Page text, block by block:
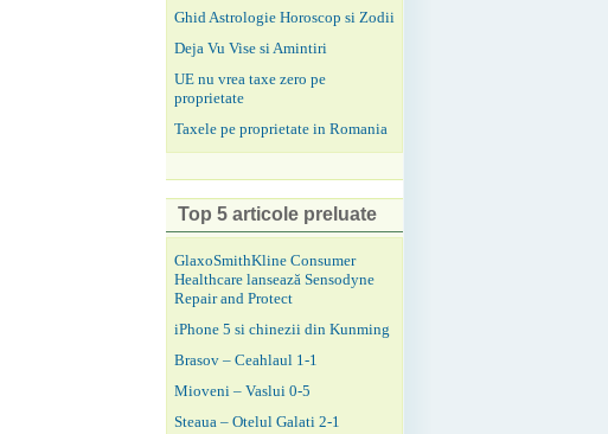
Ghid Astrologie Horoscop si Zodii
Deja Vu Vise si Amintiri
UE nu vrea taxe zero pe
proprietate
Taxele pe proprietate in Romania
Top 5 articole preluate
GlaxoSmithKline Consumer
Healthcare lansează Sensodyne
Repair and Protect
iPhone 5 si chinezii din Kunming
Brasov – Ceahlaul 1-1
Mioveni – Vaslui 0-5
Steaua – Otelul Galati 2-1